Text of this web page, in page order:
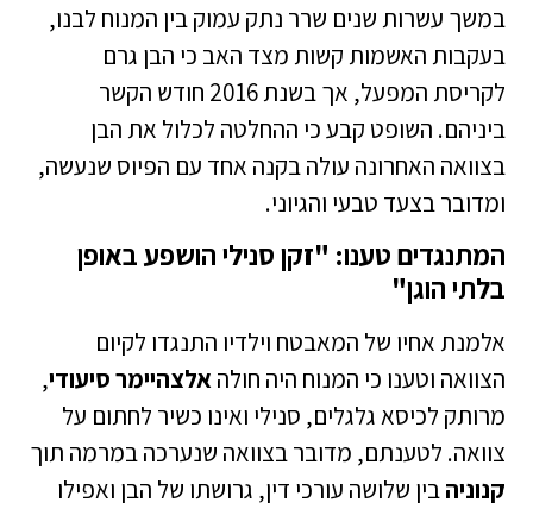
במשך עשרות שנים שרר נתק עמוק בין המנוח לבנו,
בעקבות האשמות קשות מצד האב כי הבן גרם
לקריסת המפעל, אך בשנת 2016 חודש הקשר
ביניהם. השופט קבע כי ההחלטה לכלול את הבן
בצוואה האחרונה עולה בקנה אחד עם הפיוס שנעשה,
ומדובר בצעד טבעי והגיוני.
המתנגדים טענו: "זקן סנילי הושפע באופן
בלתי הוגן"
אלמנת אחיו של המאבטח וילדיו התנגדו לקיום
הצוואה וטענו כי המנוח היה חולהאלצהיימר סיעודי,
מרותק לכיסא גלגלים, סנילי ואינו כשיר לחתום על
צוואה. לטענתם, מדובר בצוואה שנערכה במרמה תוך
קנוניהבין שלושה עורכי דין, גרושתו של הבן ואפילו